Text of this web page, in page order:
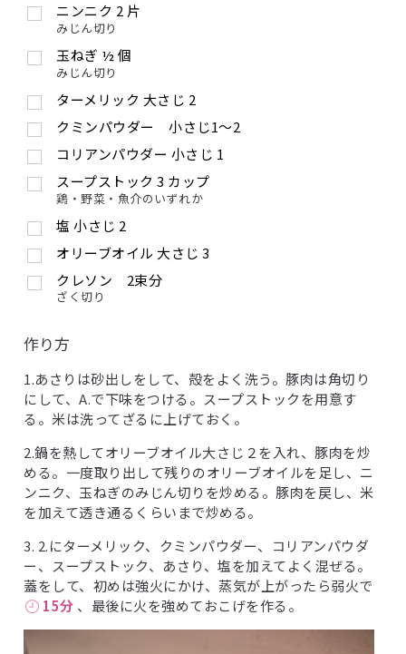
ニンニク 2 片
みじん切り
玉ねぎ ½ 個
みじん切り
ターメリック 大さじ 2
クミンパウダー 小さじ1〜2
コリアンパウダー 小さじ 1
スープストック 3 カップ
鶏・野菜・魚介のいずれか
塩 小さじ 2
オリーブオイル 大さじ 3
クレソン 2束分
ざく切り
作り方
1.あさりは砂出しをして、殻をよく洗う。豚肉は角切り
にして、A.で下味をつける。スープストックを用意す
る。米は洗ってざるに上げておく。
2.鍋を熱してオリーブオイル大さじ２を入れ、豚肉を炒
める。一度取り出して残りのオリーブオイルを足し、ニ
ンニク、玉ねぎのみじん切りを炒める。豚肉を戻し、米
を加えて透き通るくらいまで炒める。
3. 2.にターメリック、クミンパウダー、コリアンパウダ
ー、スープストック、あさり、塩を加えてよく混ぜる。
蓋をして、初めは強火にかけ、蒸気が上がったら弱火で
15分 、最後に火を強めておこげを作る。